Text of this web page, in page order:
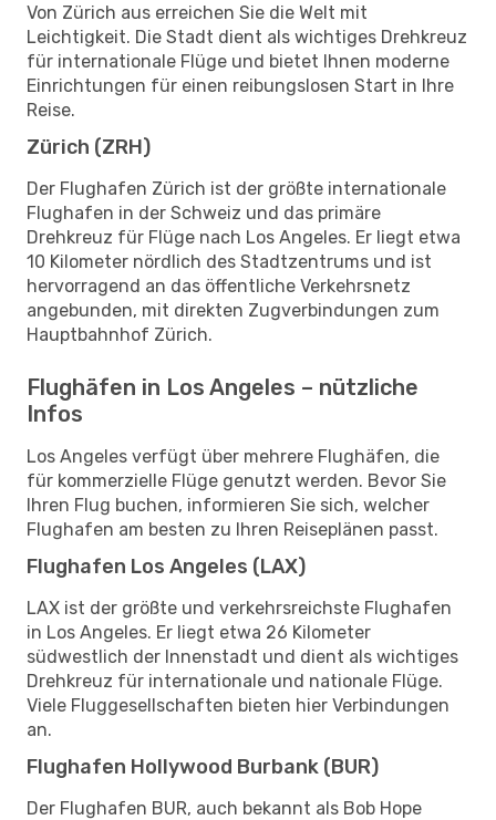
Von Zürich aus erreichen Sie die Welt mit
Leichtigkeit. Die Stadt dient als wichtiges Drehkreuz
für internationale Flüge und bietet Ihnen moderne
Einrichtungen für einen reibungslosen Start in Ihre
Reise.
Zürich (ZRH)
Der Flughafen Zürich ist der größte internationale
Flughafen in der Schweiz und das primäre
Drehkreuz für Flüge nach Los Angeles. Er liegt etwa
10 Kilometer nördlich des Stadtzentrums und ist
hervorragend an das öffentliche Verkehrsnetz
angebunden, mit direkten Zugverbindungen zum
Hauptbahnhof Zürich.
Flughäfen in Los Angeles – nützliche
Infos
Los Angeles verfügt über mehrere Flughäfen, die
für kommerzielle Flüge genutzt werden. Bevor Sie
Ihren Flug buchen, informieren Sie sich, welcher
Flughafen am besten zu Ihren Reiseplänen passt.
Flughafen Los Angeles (LAX)
LAX ist der größte und verkehrsreichste Flughafen
in Los Angeles. Er liegt etwa 26 Kilometer
südwestlich der Innenstadt und dient als wichtiges
Drehkreuz für internationale und nationale Flüge.
Viele Fluggesellschaften bieten hier Verbindungen
an.
Flughafen Hollywood Burbank (BUR)
Der Flughafen BUR, auch bekannt als Bob Hope